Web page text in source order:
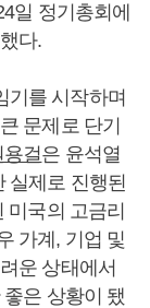
일 정기총회에
다.
기를 시작하며
문제로 단기
용걸은 윤석열
실제로 진행된
국의 고금리
가계, 기업 및
운 상태에서
은 상황이 됐